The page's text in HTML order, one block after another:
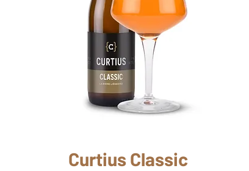
Curtius Classic